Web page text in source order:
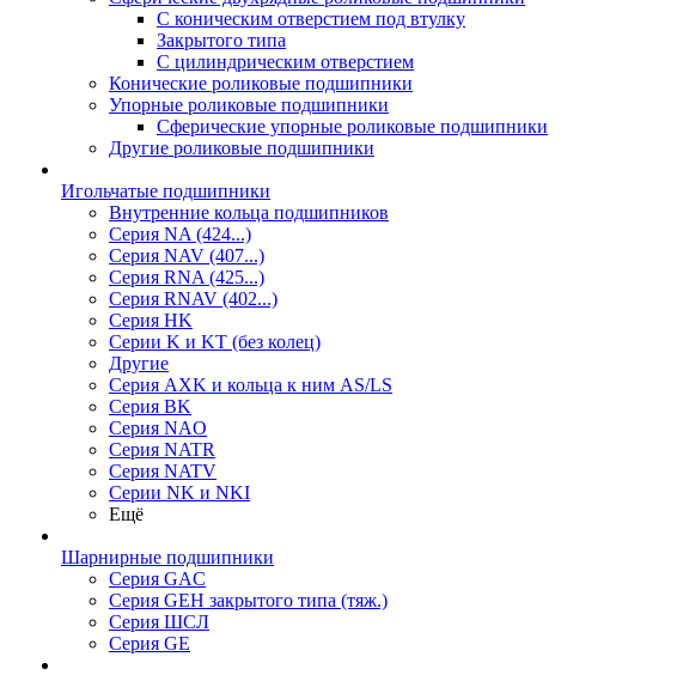
С коническим отверстием под втулку
Закрытого типа
С цилиндрическим отверстием
Конические роликовые подшипники
Упорные роликовые подшипники
Сферические упорные роликовые подшипники
Другие роликовые подшипники
Игольчатые подшипники
Внутренние кольца подшипников
Серия NA (424...)
Серия NAV (407...)
Серия RNA (425...)
Серия RNAV (402...)
Серия HK
Серии K и KT (без колец)
Другие
Серия AXK и кольца к ним AS/LS
Серия BK
Серия NAO
Серия NATR
Серия NATV
Серии NK и NKI
Ещё
Шарнирные подшипники
Серия GAC
Серия GEH закрытого типа (тяж.)
Серия ШСЛ
Серия GE